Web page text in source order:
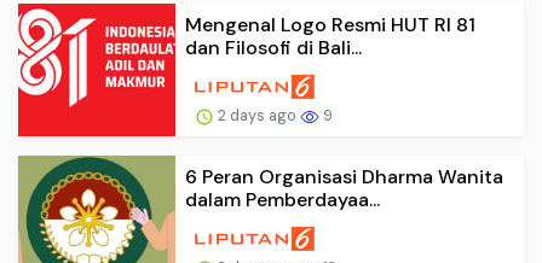
Mengenal Logo Resmi HUT RI 81
dan Filosofi di Bali...
2 days ago 9
6 Peran Organisasi Dharma Wanita
dalam Pemberdayaa...